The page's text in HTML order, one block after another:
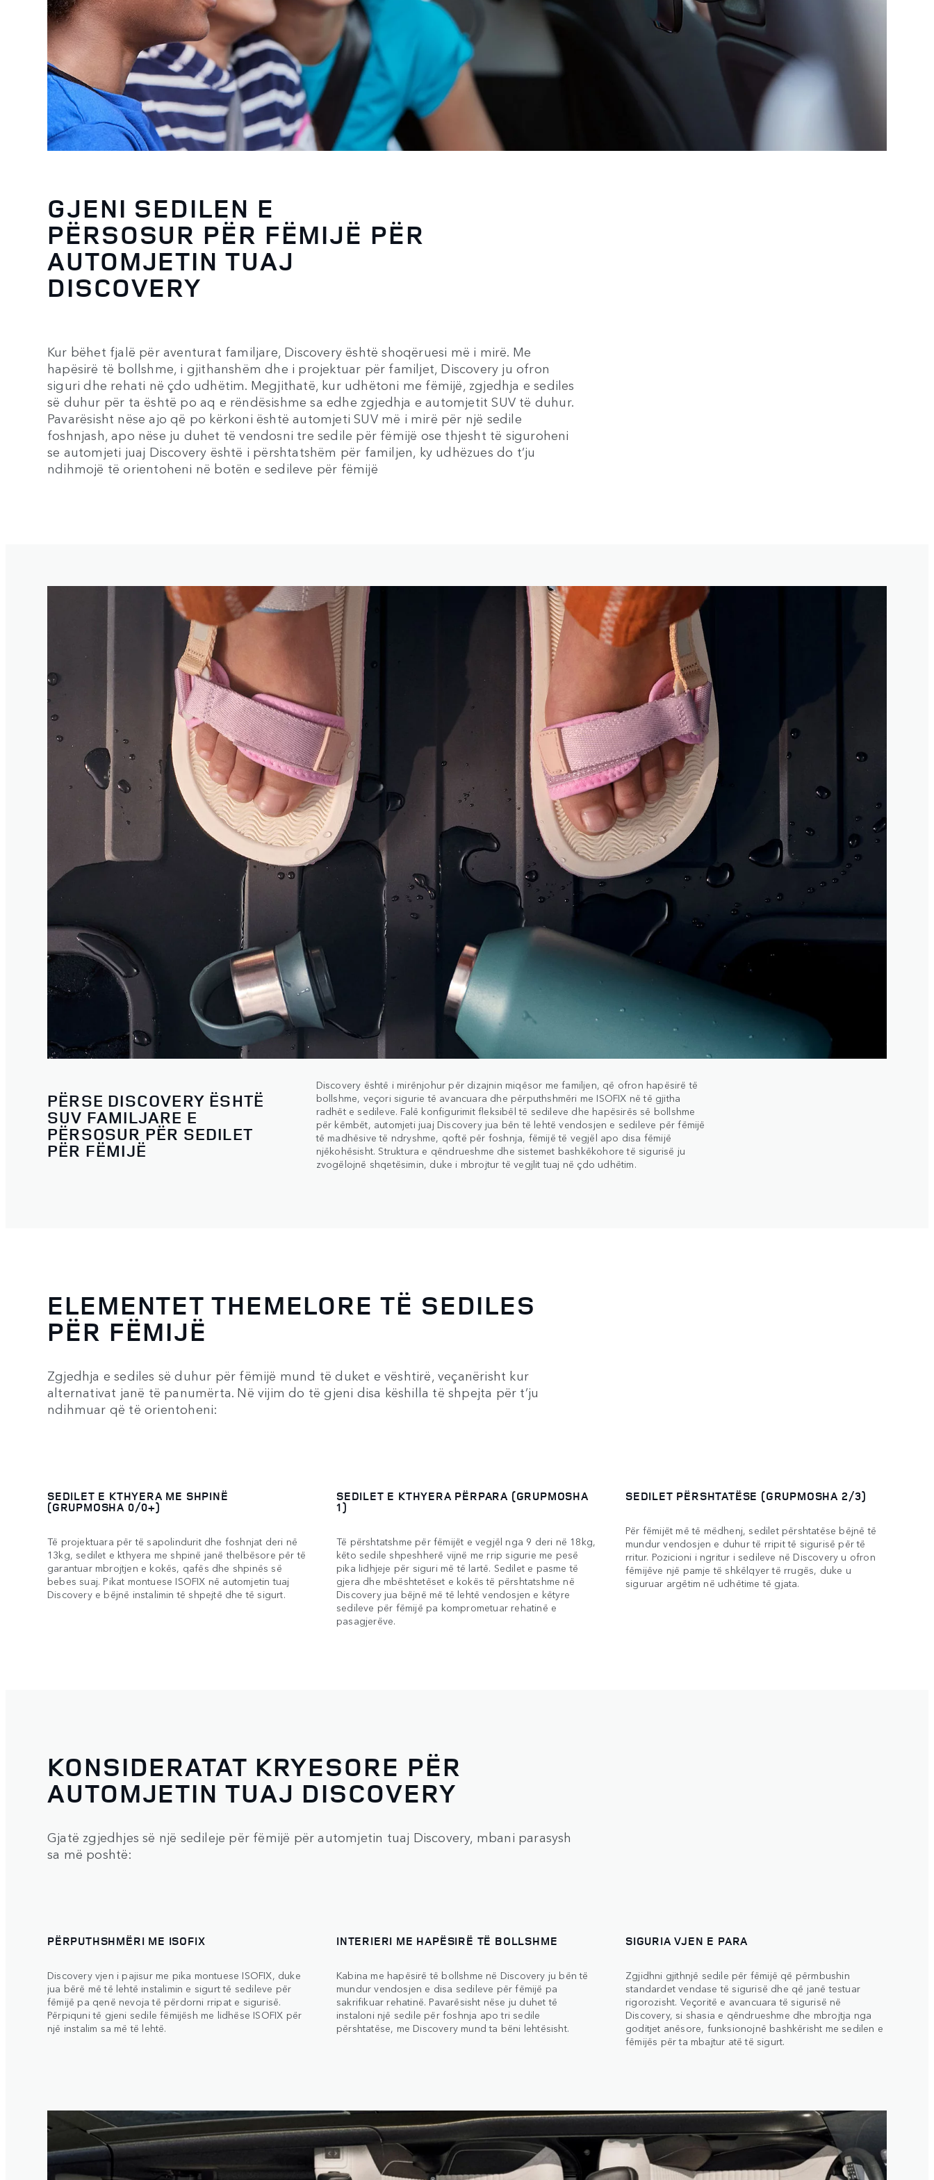
GJENI SEDILEN E
PËRSOSUR PËR FËMIJË PËR
AUTOMJETIN TUAJ
DISCOVERY
Kur bëhet fjalë për aventurat familjare, Discovery është shoqëruesi më i mirë. Me
hapësirë të bollshme, i gjithanshëm dhe i projektuar për familjet, Discovery ju ofron
siguri dhe rehati në çdo udhëtim. Megjithatë, kur udhëtoni me fëmijë, zgjedhja e sediles
së duhur për ta është po aq e rëndësishme sa edhe zgjedhja e automjetit SUV të duhur.
Pavarësisht nëse ajo që po kërkoni është automjeti SUV më i mirë për një sedile
foshnjash, apo nëse ju duhet të vendosni tre sedile për fëmijë ose thjesht të siguroheni
se automjeti juaj Discovery është i përshtatshëm për familjen, ky udhëzues do t’ju
ndihmojë të orientoheni në botën e sedileve për fëmijë
PËRSE DISCOVERY ËSHTË
SUV FAMILJARE E
PËRSOSUR PËR SEDILET
PËR FËMIJË
Discovery është i mirënjohur për dizajnin miqësor me familjen, që ofron hapësirë të
bollshme, veçori sigurie të avancuara dhe përputhshmëri me ISOFIX në të gjitha
radhët e sedileve. Falë konfigurimit fleksibël të sedileve dhe hapësirës së bollshme
për këmbët, automjeti juaj Discovery jua bën të lehtë vendosjen e sedileve për fëmijë
të madhësive të ndryshme, qoftë për foshnja, fëmijë të vegjël apo disa fëmijë
njëkohësisht. Struktura e qëndrueshme dhe sistemet bashkëkohore të sigurisë ju
zvogëlojnë shqetësimin, duke i mbrojtur të vegjlit tuaj në çdo udhëtim.
ELEMENTET THEMELORE TË SEDILES
PËR FËMIJË
Zgjedhja e sediles së duhur për fëmijë mund të duket e vështirë, veçanërisht kur
alternativat janë të panumërta. Në vijim do të gjeni disa këshilla të shpejta për t’ju
ndihmuar që të orientoheni:
SEDILET E KTHYERA ME SHPINË
(GRUPMOSHA 0/0+)
Të projektuara për të sapolindurit dhe foshnjat deri në
13kg, sedilet e kthyera me shpinë janë thelbësore për të
garantuar mbrojtjen e kokës, qafës dhe shpinës së
bebes suaj. Pikat montuese ISOFIX në automjetin tuaj
Discovery e bëjnë instalimin të shpejtë dhe të sigurt.
SEDILET E KTHYERA PËRPARA (GRUPMOSHA
1)
Të përshtatshme për fëmijët e vegjël nga 9 deri në 18kg,
këto sedile shpeshherë vijnë me rrip sigurie me pesë
pika lidhjeje për siguri më të lartë. Sedilet e pasme të
gjera dhe mbështetëset e kokës të përshtatshme në
Discovery jua bëjnë më të lehtë vendosjen e këtyre
sedileve për fëmijë pa komprometuar rehatinë e
pasagjerëve.
SEDILET PËRSHTATËSE (GRUPMOSHA 2/3)
Për fëmijët më të mëdhenj, sedilet përshtatëse bëjnë të
mundur vendosjen e duhur të rripit të sigurisë për të
rritur. Pozicioni i ngritur i sedileve në Discovery u ofron
fëmijëve një pamje të shkëlqyer të rrugës, duke u
siguruar argëtim në udhëtime të gjata.
KONSIDERATAT KRYESORE PËR
AUTOMJETIN TUAJ DISCOVERY
Gjatë zgjedhjes së një sedileje për fëmijë për automjetin tuaj Discovery, mbani parasysh
sa më poshtë:
PËRPUTHSHMËRI ME ISOFIX
Discovery vjen i pajisur me pika montuese ISOFIX, duke
jua bërë më të lehtë instalimin e sigurt të sedileve për
fëmijë pa qenë nevoja të përdorni rripat e sigurisë.
Përpiquni të gjeni sedile fëmijësh me lidhëse ISOFIX për
një instalim sa më të lehtë.
INTERIERI ME HAPËSIRË TË BOLLSHME
Kabina me hapësirë të bollshme në Discovery ju bën të
mundur vendosjen e disa sedileve për fëmijë pa
sakrifikuar rehatinë. Pavarësisht nëse ju duhet të
instaloni një sedile për foshnja apo tri sedile
përshtatëse, me Discovery mund ta bëni lehtësisht.
SIGURIA VJEN E PARA
Zgjidhni gjithnjë sedile për fëmijë që përmbushin
standardet vendase të sigurisë dhe që janë testuar
rigorozisht. Veçoritë e avancuara të sigurisë në
Discovery, si shasia e qëndrueshme dhe mbrojtja nga
goditjet anësore, funksionojnë bashkërisht me sedilen e
fëmijës për ta mbajtur atë të sigurt.